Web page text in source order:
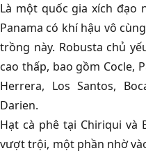
Là một quốc gia xích đạo
Panama có khí hậu vô
trồng này. Robusta chủ
cao thấp, bao gồm Cocle,
Herrera, Los Santos,
Darien.
Hạt cà phê tại Chiriqui và
vượt trội, một phần nhờ